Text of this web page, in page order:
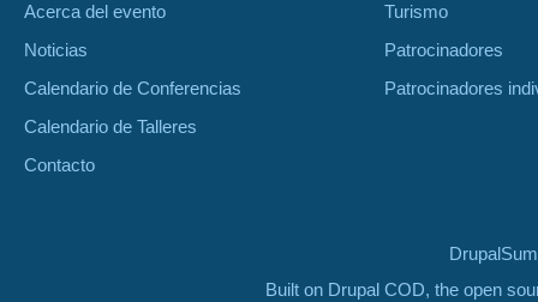
Acerca del evento
Noticias
Calendario de Conferencias
Calendario de Talleres
Contacto
Turismo
Patrocinadores
Patrocinadores
Built on Drupal COD, the open